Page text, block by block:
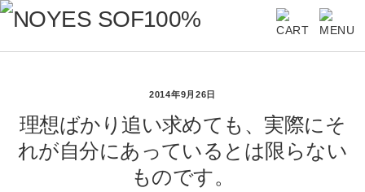
2014年9月26日
理想ばかり追い求めても、実際にそ
れが自分にあっているとは限らない
ものです。